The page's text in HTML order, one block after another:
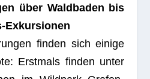
über Wald­ba­den bis
Exkur­sio­nen
fin­den sich einige
Erst­mals fin­den unter